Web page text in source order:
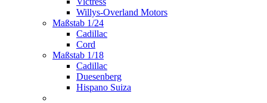
Willys-Overland Motors
Maßstab 1/24
Cadillac
Cord
Maßstab 1/18
Cadillac
Duesenberg
Hispano Suiza